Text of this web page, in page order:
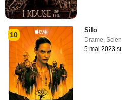
10
Silo
Drame ,
5 mai 2023